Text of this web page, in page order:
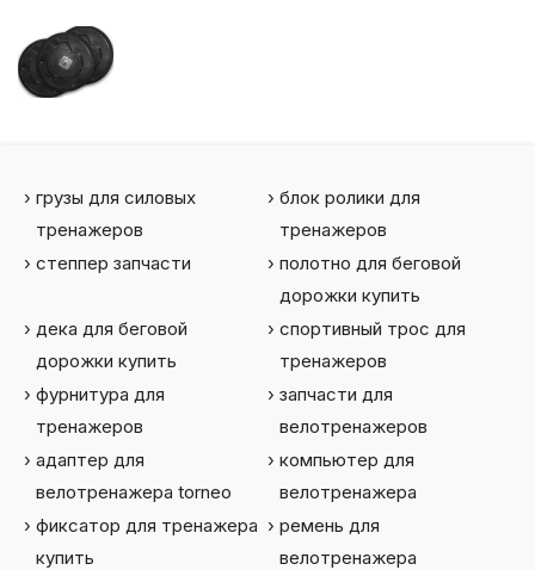
грузы для силовых
тренажеров
блок ролики для
тренажеров
степпер запчасти
полотно для беговой
дорожки купить
дека для беговой
дорожки купить
спортивный трос для
тренажеров
фурнитура для
тренажеров
запчасти для
велотренажеров
адаптер для
велотренажера torneo
компьютер для
велотренажера
фиксатор для тренажера
купить
ремень для
велотренажера